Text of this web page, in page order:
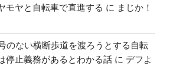
モヤと自転車で直進する に まじか！
のない横断歩道を渡ろうとする自転
停止義務があるとわかる話 に デフよ